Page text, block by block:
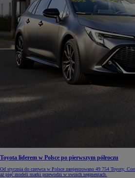
Toyota liderem w Polsce po pierwszym półroczu
Od stycznia do czerwca w Polsce zarejestrowano 49 754 Toyoty,
aż pięć modeli marki przewodzi w swoich segmentach.